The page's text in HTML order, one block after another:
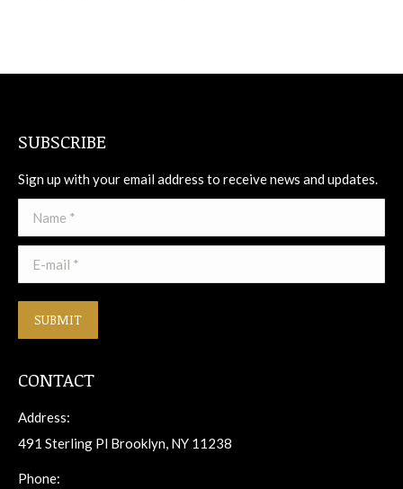
SUBSCRIBE
Sign up with your email address to receive news and updates.
Name *
E-mail *
SUBMIT
CONTACT
Address:
491 Sterling Pl Brooklyn, NY 11238
Phone: